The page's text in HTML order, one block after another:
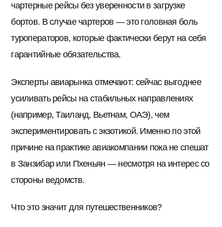
чартерные рейсы без уверенности в загрузке
бортов. В случае чартеров — это головная боль
туроператоров, которые фактически берут на себя
гарантийные обязательства.
Эксперты авиарынка отмечают: сейчас выгоднее
усиливать рейсы на стабильных направлениях
(например, Таиланд, Вьетнам, ОАЭ), чем
экспериментировать с экзотикой. Именно по этой
причине на практике авиакомпании пока не спешат
в Занзибар или Пхеньян — несмотря на интерес со
стороны ведомств.
Что это значит для путешественников?